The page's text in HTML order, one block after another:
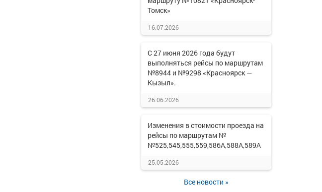
Томск»
16.07.2026
С 27 июня 2026 года будут
выполняться рейсы по маршрутам
№8944 и №9298 «Красноярск —
Кызыл».
26.06.2026
Изменения в стоимости проезда на
рейсы по маршрутам №
№525,545,555,559,586А,588А,589А
25.05.2026
Все новости »